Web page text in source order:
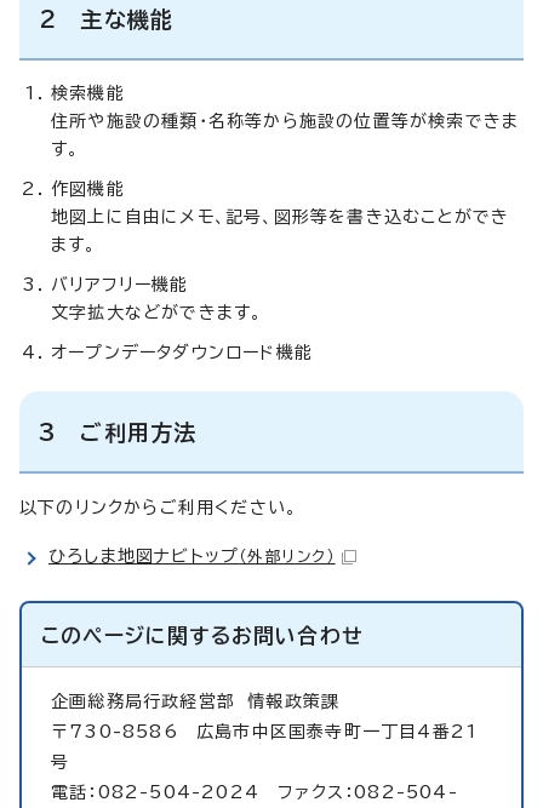
2 主な機能
検索機能
住所や施設の種類・名称等から施設の位置等が検索できま
す。
作図機能
地図上に自由にメモ、記号、図形等を書き込むことができ
ます。
バリアフリー機能
文字拡大などができます。
オープンデータダウンロード機能
3 ご利用方法
以下のリンクからご利用ください。
ひろしま地図ナビトップ （外部リンク）
このページに関するお問い合わせ
企画総務局行政経営部情報政策課
〒730-8586 広島市中区国泰寺町一丁目4番21
号
電話：082-504-2024 ファクス：082-504-